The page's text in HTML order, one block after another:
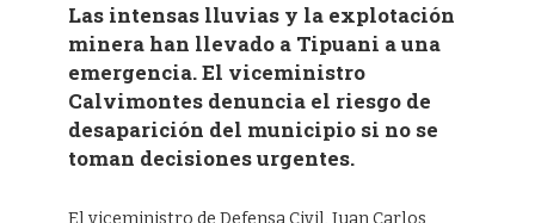
Las intensas lluvias y la explotación
minera han llevado a Tipuani a una
emergencia. El viceministro
Calvimontes denuncia el riesgo de
desaparición del municipio si no se
toman decisiones urgentes.
El viceministro de Defensa Civil, Juan Carlos